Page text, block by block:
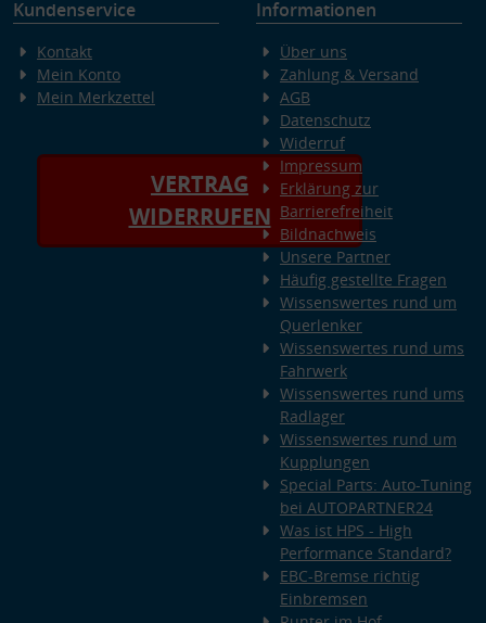
Kundenservice
Kontakt
Mein Konto
Mein Merkzettel
VERTRAG
WIDERRUFEN
Informationen
Über uns
Zahlung & Versand
AGB
Datenschutz
Widerruf
Impressum
Erklärung zur
Barrierefreiheit
Bildnachweis
Unsere Partner
Häufig gestellte Fragen
Wissenswertes rund um
Querlenker
Wissenswertes rund ums
Fahrwerk
Wissenswertes rund ums
Radlager
Wissenswertes rund um
Kupplungen
Special Parts: Auto-Tuning
bei AUTOPARTNER24
Was ist HPS - High
Performance Standard?
EBC-Bremse richtig
Einbremsen